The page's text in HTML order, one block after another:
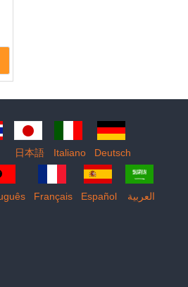
日本語 Italiano Deutsch
Français Español العربية